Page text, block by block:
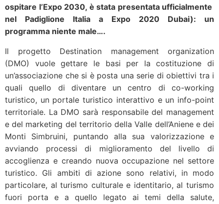
ospitare l’Expo 2030, è stata presentata ufficialmente
nel Padiglione Italia a Expo 2020 Dubai): un
programma niente male….
Il progetto Destination management organization
(DMO) vuole gettare le basi per la costituzione di
un’associazione che si è posta una serie di obiettivi tra i
quali quello di diventare un centro di co-working
turistico, un portale turistico interattivo e un info-point
territoriale. La DMO sarà responsabile del management
e del marketing del territorio della Valle dell’Aniene e dei
Monti Simbruini, puntando alla sua valorizzazione e
avviando processi di miglioramento del livello di
accoglienza e creando nuova occupazione nel settore
turistico. Gli ambiti di azione sono relativi, in modo
particolare, al turismo culturale e identitario, al turismo
fuori porta e a quello legato ai temi della salute,